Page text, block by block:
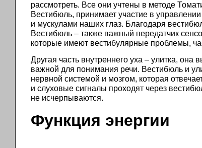
рассмотреть. Все они учтены в методе
Вестибюль, принимает участие в
и мускулами наших глаз. Благодаря
Вестибюль – также важный передатчик
которые имеют вестибулярные проблемы,
Другая часть внутреннего уха – улитка,
важной для понимания речи. Вестибюль и
нервной системой и мозгом, которая
и слуховые сигналы проходят через
не исчерпываются.
Функция энергии